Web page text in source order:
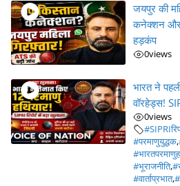
जयपुर की
कनेक्शन और
हड़कंप
0views
भारत ने
वॉरहेड्स!
0views
#परमाणुयुद्धक,
#भूराजनीति,
#वार्ताप्रभात,